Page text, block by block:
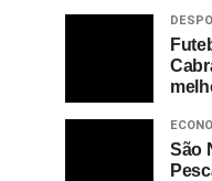
São